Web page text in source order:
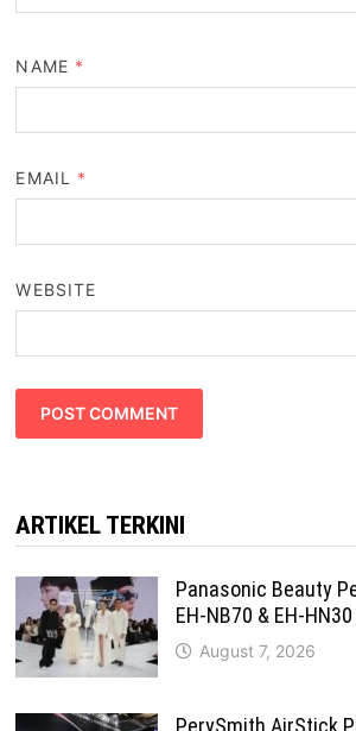
NAME *
EMAIL *
WEBSITE
ARTIKEL TERKINI
Panasonic Beauty
EH-NB70 & EH-
August 7, 2026
PerySmith AirStick